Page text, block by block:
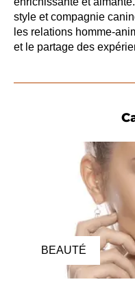
style et compagnie
les relations homme-
et le partage des
BEAUTÉ